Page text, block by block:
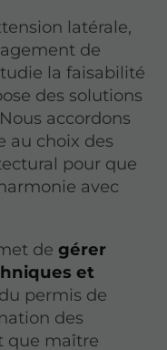
latérale,
de
la faisabilité
des solutions
accordons
au choix des
pour que
avec
degérer
et
permis de
des
que maître